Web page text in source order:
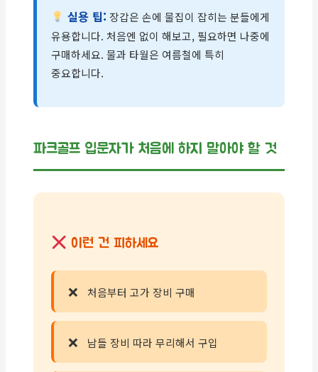
실용 팁: 장갑은 손에 물집이 잡히는 분들에게
유용합니다. 처음엔 없이 해보고, 필요하면 나중에
구매하세요. 물과 타월은 여름철에 특히
중요합니다.
파크골프 입문자가 처음에 하지 말아야 할 것
이런 건 피하세요
처음부터 고가 장비 구매
남들 장비 따라 무리해서 구입